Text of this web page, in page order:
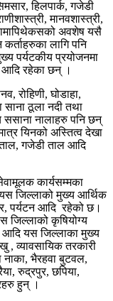
हिलपार्क, गजेडी
मानवशास्त्री,
अवशेष यसै
लागि पनि
पर्यटकीय प्रयोजनमा
रहेका छन् ।
रोहिणी, घोडाहा,
ठूला नदी तथा
नालाहरु पनि छन्
यिनको अस्तित्व देखा
ताल, गजेडी ताल आदि
कार्यसम्मका
जिल्लाको मुख्य आर्थिक
पर्यटन आदि रहेको छ।
जिल्लाको कृषियोग्य
आदि यस जिल्लाका मुख्य
, व्यावसायिक तरकारी
भैरहवा बुटवल,
रुद्रपुर, छपिया,
हुन् ।